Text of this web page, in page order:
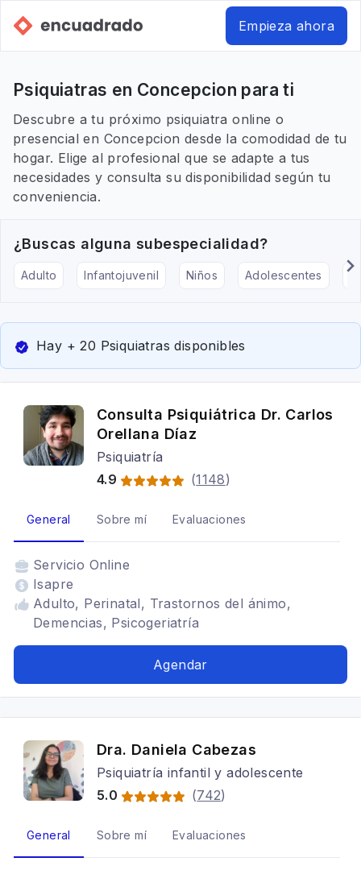
Empieza ahora
Psiquiatras en Concepcion para ti
Descubre a tu próximo psiquiatra online o
presencial en Concepcion desde la comodidad de tu
hogar. Elige al profesional que se adapte a tus
necesidades y consulta su disponibilidad según tu
conveniencia.
¿Buscas alguna subespecialidad?
Adulto Infantojuvenil Niños Adolescentes
Hay + 20 Psiquiatras disponibles
Consulta Psiquiátrica Dr. Carlos
Orellana Díaz
Psiquiatría
4.9
(1148)
General Sobre mí Evaluaciones
Servicio Online
Isapre
Adulto, Perinatal, Trastornos del ánimo,
Demencias, Psicogeriatría
Agendar
Dra. Daniela Cabezas
Psiquiatría infantil y adolescente
5.0
(742)
General Sobre mí Evaluaciones